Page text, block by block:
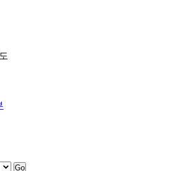
Go